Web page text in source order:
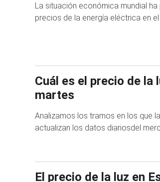
La situación económica mundial
precios de la energía eléctrica en
Cuál es el precio de la
martes
Analizamos los tramos en los que
actualizan los datos diariosdel
El precio de la luz en